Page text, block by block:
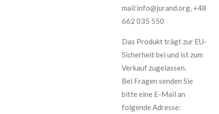
mail:info@jurand.org, +48
662 035 550
Das Produkt trägt zur EU-
Sicherheit bei und ist zum
Verkauf zugelassen.
Bei Fragen senden Sie
bitte eine E-Mail an
folgende Adresse: